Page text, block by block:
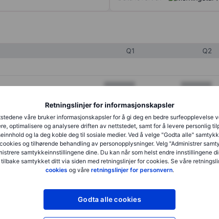
Retningslinjer for informasjonskapsler
våre bruker informasjonskapsler for å gi deg en bedre surfeopplevelse
optimalisere og analysere driften av nettstedet, samt for å levere personlig
og la deg koble deg til sosiale medier. Ved å velge "Godta alle"
og tilhørende behandling av personopplysninger. Velg "Administrer
samtykkeinnstillingene dine. Du kan når som helst endre innstillingene
samtykket ditt via siden med retningslinjer for cookies. Se våre
cookies og våre retningslinjer for personvern.
Godta alle cookies
Q1 Q2
XXXXXXX XXXXXXX
XXXXXXX
XXXXXXX XXXXXXX
XXXXXXX XXXXXXX
XXXXXXX